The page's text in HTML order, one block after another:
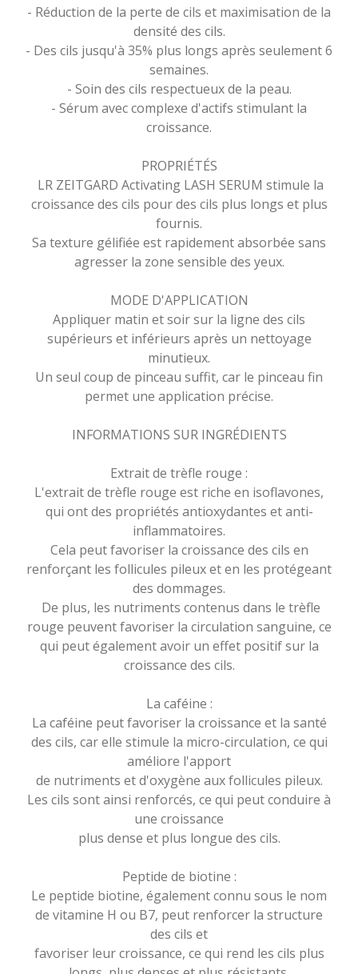
- Réduction de la perte de cils et maximisation de la
densité des cils.
- Des cils jusqu'à 35% plus longs après seulement 6
semaines.
- Soin des cils respectueux de la peau.
- Sérum avec complexe d'actifs stimulant la
croissance.
PROPRIÉTÉS
LR ZEITGARD Activating LASH SERUM stimule la
croissance des cils pour des cils plus longs et plus
fournis.
Sa texture gélifiée est rapidement absorbée sans
agresser la zone sensible des yeux.
MODE D'APPLICATION
Appliquer matin et soir sur la ligne des cils
supérieurs et inférieurs après un nettoyage
minutieux.
Un seul coup de pinceau suffit, car le pinceau fin
permet une application précise.
INFORMATIONS SUR INGRÉDIENTS
Extrait de trèfle rouge :
L'extrait de trèfle rouge est riche en isoflavones,
qui ont des propriétés antioxydantes et anti-
inflammatoires.
Cela peut favoriser la croissance des cils en
renforçant les follicules pileux et en les protégeant
des dommages.
De plus, les nutriments contenus dans le trèfle
rouge peuvent favoriser la circulation sanguine, ce
qui peut également avoir un effet positif sur la
croissance des cils.
La caféine :
La caféine peut favoriser la croissance et la santé
des cils, car elle stimule la micro-circulation, ce qui
améliore l'apport
de nutriments et d'oxygène aux follicules pileux.
Les cils sont ainsi renforcés, ce qui peut conduire à
une croissance
plus dense et plus longue des cils.
Peptide de biotine :
Le peptide biotine, également connu sous le nom
de vitamine H ou B7, peut renforcer la structure
des cils et
favoriser leur croissance, ce qui rend les cils plus